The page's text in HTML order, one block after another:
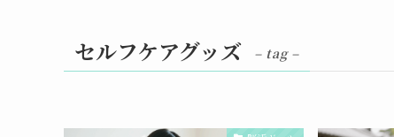
セルフケアグッズ – tag –